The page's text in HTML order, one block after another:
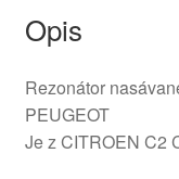
Opis
Rezonátor
PEUGEOT
Je z CITROEN C2